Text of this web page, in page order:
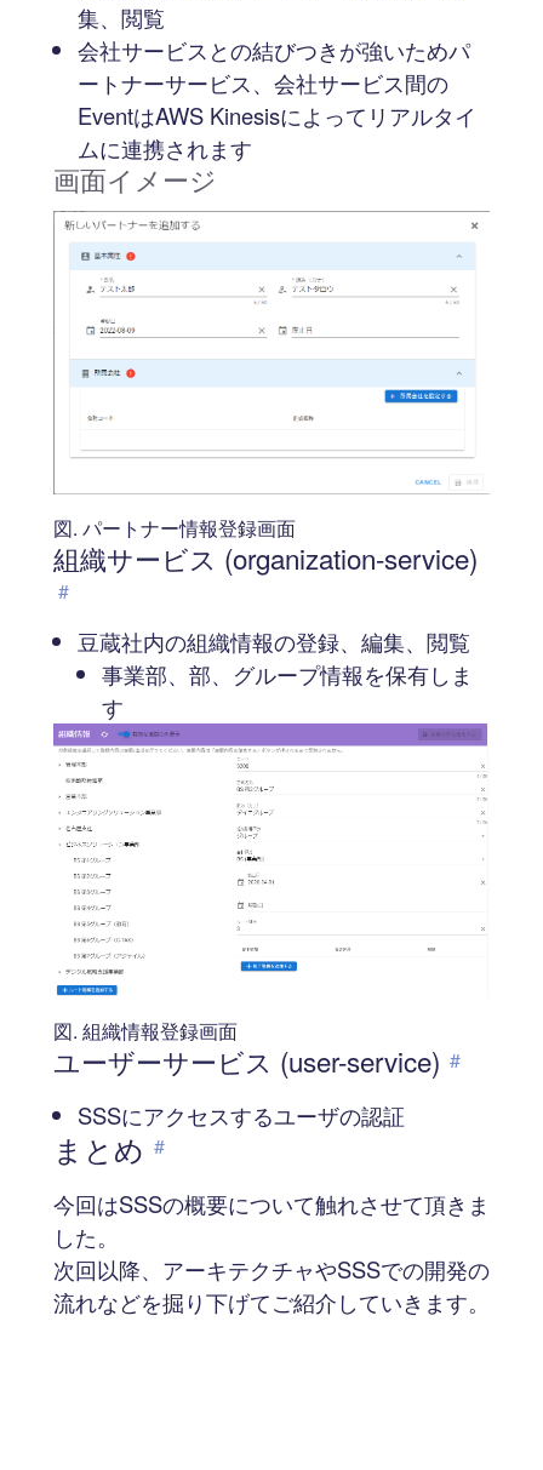
集、閲覧
会社サービスとの結びつきが強いためパ
ートナーサービス、会社サービス間の
EventはAWS Kinesisによってリアルタイ
ムに連携されます
画面イメージ
図. パートナー情報登録画面
組織サービス (organization-service)
#
豆蔵社内の組織情報の登録、編集、閲覧
事業部、部、グループ情報を保有しま
す
図. 組織情報登録画面
ユーザーサービス (user-service) #
SSSにアクセスするユーザの認証
まとめ #
今回はSSSの概要について触れさせて頂きま
した。
次回以降、アーキテクチャやSSSでの開発の
流れなどを掘り下げてご紹介していきます。